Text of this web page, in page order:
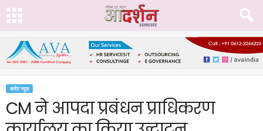
करेंट न्यूज़
CM ने आपदा प्रबंधन प्राधिकरण